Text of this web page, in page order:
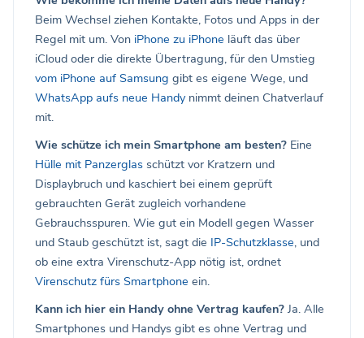
Beim Wechsel ziehen Kontakte, Fotos und Apps in der
Regel mit um. Von iPhone zu iPhone läuft das über
iCloud oder die direkte Übertragung, für den Umstieg
vom iPhone auf Samsung gibt es eigene Wege, und
WhatsApp aufs neue Handynimmt deinen Chatverlauf
mit.
Wie schütze ich mein Smartphone am besten? Eine
Hülle mit Panzerglas schützt vor Kratzern und
Displaybruch und kaschiert bei einem geprüft
gebrauchten Gerät zugleich vorhandene
Gebrauchsspuren. Wie gut ein Modell gegen Wasser
und Staub geschützt ist, sagt die IP-Schutzklasse, und
ob eine extra Virenschutz-App nötig ist, ordnet
Virenschutz fürs Smartphone ein.
Kann ich hier ein Handy ohne Vertrag kaufen? Ja. Alle
Smartphones und Handys gibt es ohne Vertrag und